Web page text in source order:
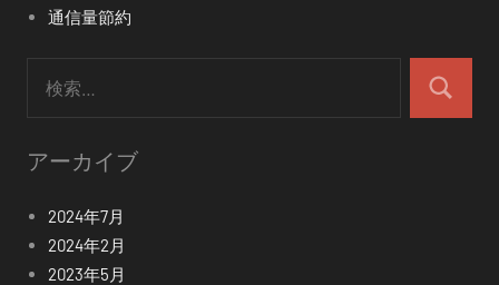
通信量節約
検
アーカイブ
2024年7月
2024年2月
2023年5月